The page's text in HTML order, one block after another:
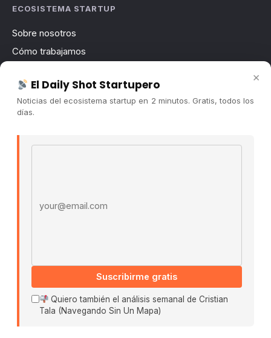
ECOSISTEMA STARTUP
Sobre nosotros
Cómo trabajamos
Contacto
Publicidad
Es La Hora de Aprender ↗
Políticas De Privacidad · Términos De Uso
×
El Daily Shot Startupero
Noticias del ecosistema startup en 2 minutos. Gratis, todos los
días.
Suscribirme gratis
Quiero también el análisis semanal de Cristian
Tala (Navegando Sin Un Mapa)